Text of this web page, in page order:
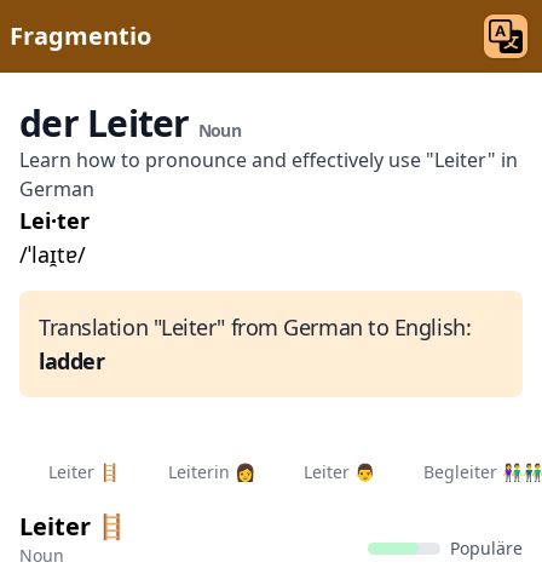
Fragmentio
der Leiter Noun
Learn how to pronounce and effectively use "Leiter" in
German
Lei·ter
/ˈlaɪ̯tɐ/
Translation "Leiter" from German to English:
ladder
Leiter 🪜 Leiterin 👩‍ Leiter 👨‍ Begleiter 👫👬
Leiter 🪜
Noun Populäre